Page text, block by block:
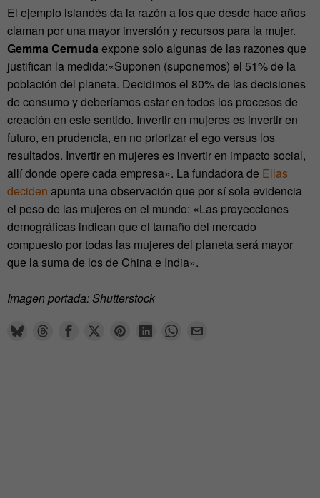
El ejemplo islandés da la razón a los que desde hace años
claman por una mayor inversión y recursos para la mujer.
Gemma Cernuda expone solo algunas de las razones que
justifican la medida:«Suponen (suponemos) el 51% de la
población del planeta. Decidimos el 80% de las decisiones
de consumo y deberíamos estar en todos los procesos de
creación en este sentido. Invertir en mujeres es invertir en
futuro, en prudencia, en no priorizar el ego versus los
resultados. Invertir en mujeres es invertir en impacto social,
allí donde opere cada empresa». La fundadora de Ellas
deciden apunta una observación que por sí sola evidencia
el peso de las mujeres en el mundo: «Las proyecciones
demográficas indican que el tamaño del mercado
compuesto por todas las mujeres del planeta será mayor
que la suma de los de China e India».
Imagen portada: Shutterstock